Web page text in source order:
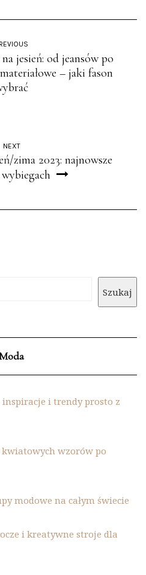
jesień: od jeansów po
– jaki fason
NEXT
zima 2023: najnowsze
Szukaj
i trendy prosto z
wzorów po
modowe na całym świecie
i kreatywne stroje dla